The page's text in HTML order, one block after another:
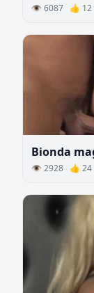
👁 6087 👍 12
Bionda
👁 2928 👍 24